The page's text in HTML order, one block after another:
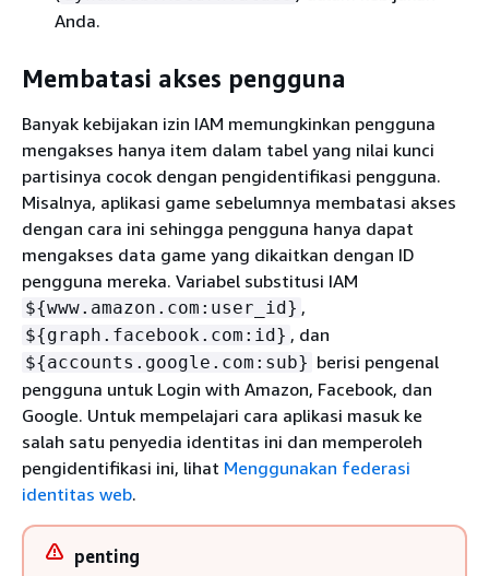
Anda.
Membatasi akses pengguna
Banyak kebijakan izin IAM memungkinkan pengguna
mengakses hanya item dalam tabel yang nilai kunci
partisinya cocok dengan pengidentifikasi pengguna.
Misalnya, aplikasi game sebelumnya membatasi akses
dengan cara ini sehingga pengguna hanya dapat
mengakses data game yang dikaitkan dengan ID
pengguna mereka. Variabel substitusi IAM
${www.amazon.com:user_id} ,
${graph.facebook.com:id} , dan
${accounts.google.com:sub} berisi pengenal
pengguna untuk Login with Amazon, Facebook, dan
Google. Untuk mempelajari cara aplikasi masuk ke
salah satu penyedia identitas ini dan memperoleh
pengidentifikasi ini, lihat Menggunakan federasi
identitas web.
penting